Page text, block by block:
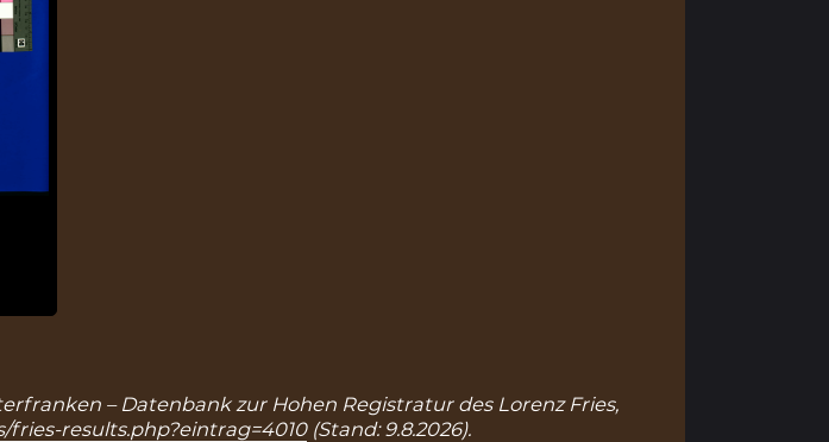
– Datenbank zur Hohen Registratur des Lorenz Fries,
results.php?eintrag=4010(Stand: 9.8.2026).